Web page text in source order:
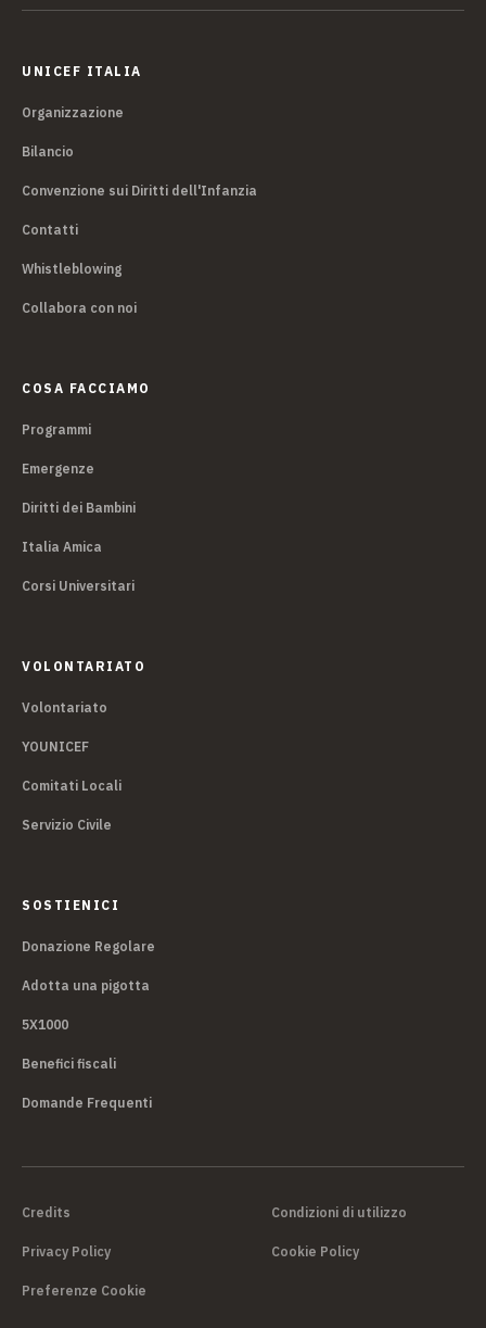
UNICEF ITALIA
Organizzazione
Bilancio
Convenzione sui Diritti dell'Infanzia
Contatti
Whistleblowing
Collabora con noi
COSA FACCIAMO
Programmi
Emergenze
Diritti dei Bambini
Italia Amica
Corsi Universitari
VOLONTARIATO
Volontariato
YOUNICEF
Comitati Locali
Servizio Civile
SOSTIENICI
Donazione Regolare
Adotta una pigotta
5X1000
Benefici fiscali
Domande Frequenti
Credits Condizioni di utilizzo
Privacy Policy Cookie Policy
Preferenze Cookie